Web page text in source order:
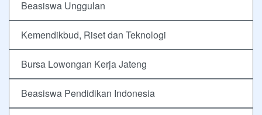
Beasiswa Unggulan
Kemendikbud, Riset dan Teknologi
Bursa Lowongan Kerja Jateng
Beasiswa Pendidikan Indonesia